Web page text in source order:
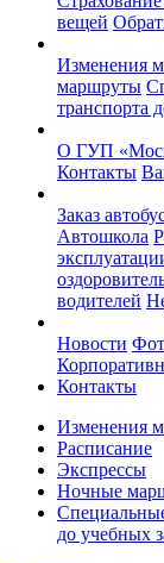
вещей
Изменения
маршруты
транспорта
О ГУП
Контакты
Заказ
Автошкола
водителей
Новости
Контакты
Изменения
Расписание
Экспрессы
Ночные
до учебных